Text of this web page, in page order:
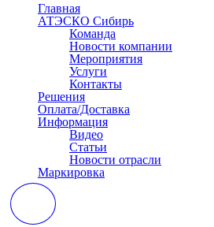
Главная
АТЭСКО Сибирь
Команда
Новости компании
Мероприятия
Услуги
Контакты
Решения
Оплата/Доставка
Информация
Видео
Статьи
Новости отрасли
Маркировка